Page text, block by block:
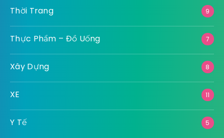
Thời Trang 9
Thực Phẩm – Đồ Uống 7
Xây Dựng 8
XE 11
Y Tế 5